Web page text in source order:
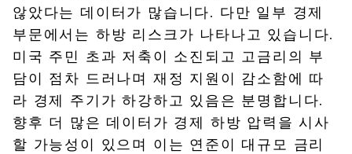
않았다는 데이터가 많습니다. 다만 일부 경제
부문에서는 하방 리스크가 나타나고 있습니다.
미국 주민 초과 저축이 소진되고 고금리의 부
담이 점차 드러나며 재정 지원이 감소함에 따
라 경제 주기가 하강하고 있음은 분명합니다.
향후 더 많은 데이터가 경제 하방 압력을 시사
할 가능성이 있으며 이는 연준이 대규모 금리